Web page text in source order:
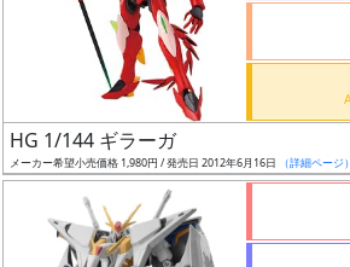
割
引
HG 1/144 ギラーガ
メーカー希望小売価格 1,980円 / 発売日 2012年6月16日 （詳細ページ）